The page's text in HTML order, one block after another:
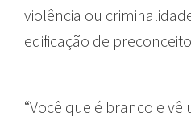
violência ou
edificação de
“Você que é branco e